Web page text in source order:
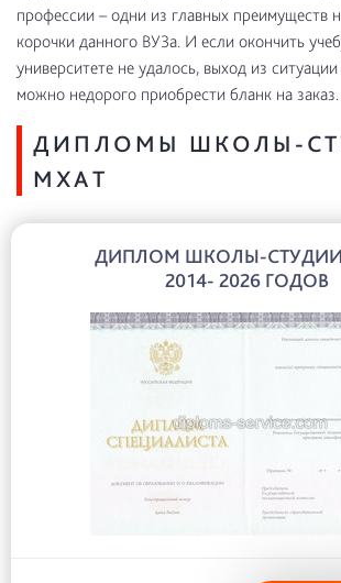
профессии – одни из главных преимуществ
корочки данного ВУЗа. И если окончить
университете не удалось, выход из ситуации
можно недорого приобрести бланк на заказ.
ДИПЛОМЫ ШКОЛЫ-
МХАТ
ДИПЛОМ ШКОЛЫ-
2014- 2026 ГОДОВ